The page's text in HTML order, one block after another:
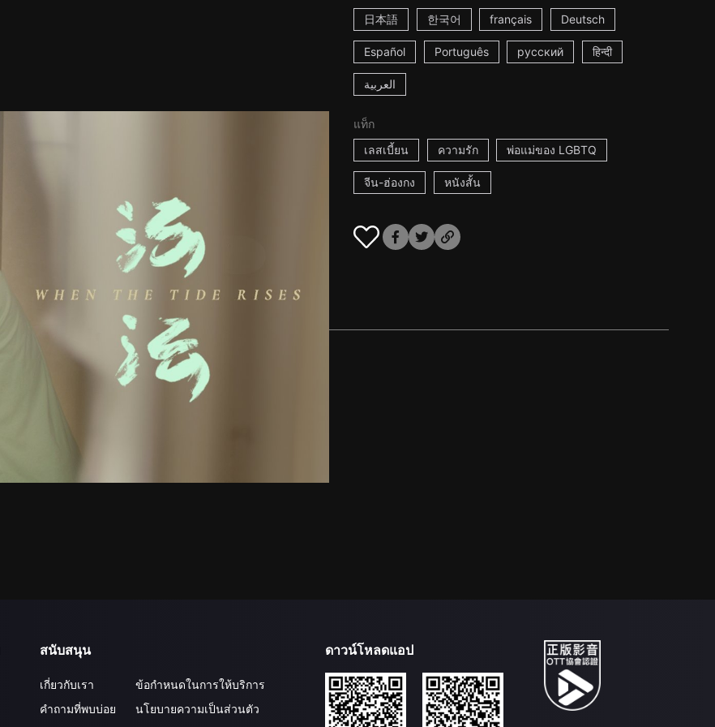
日本語 한국어 français Deutsch
Español Português русский हिन्दी
العربية
แท็ก
เลสเบี้ยน
ความรัก พ่อแม่ของ LGBTQ
จีน-ฮ่องกง หนังสั้น
สนับสนุน
เกี่ยวกับเรา
คำถามที่พบบ่อย
ข้อกำหนดในการให้บริการ
นโยบายความเป็นส่วนตัว
ดาวน์โหลดแอป